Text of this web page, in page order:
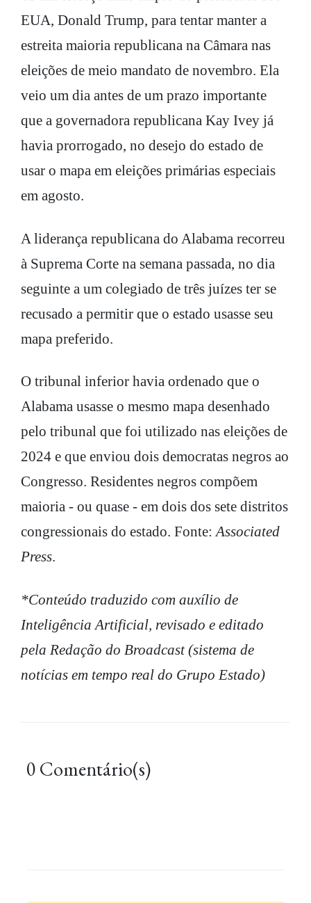
EUA, Donald Trump, para tentar manter a
estreita maioria republicana na Câmara nas
eleições de meio mandato de novembro. Ela
veio um dia antes de um prazo importante
que a governadora republicana Kay Ivey já
havia prorrogado, no desejo do estado de
usar o mapa em eleições primárias especiais
em agosto.
A liderança republicana do Alabama recorreu
à Suprema Corte na semana passada, no dia
seguinte a um colegiado de três juízes ter se
recusado a permitir que o estado usasse seu
mapa preferido.
O tribunal inferior havia ordenado que o
Alabama usasse o mesmo mapa desenhado
pelo tribunal que foi utilizado nas eleições de
2024 e que enviou dois democratas negros ao
Congresso. Residentes negros compõem
maioria - ou quase - em dois dos sete distritos
congressionais do estado. Fonte:Associated
Press.
*Conteúdo traduzido com auxílio de
Inteligência Artificial, revisado e editado
pela Redação do Broadcast (sistema de
notícias em tempo real do Grupo Estado)
0 Comentário(s)